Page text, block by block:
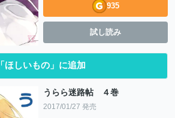
935
試し読み
「ほしいもの」に追加
うらら迷路帖 ４巻
2017/01/27 発売